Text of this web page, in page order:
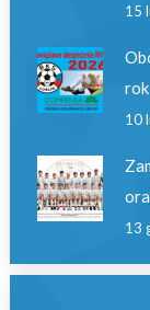
15
rok
10
13